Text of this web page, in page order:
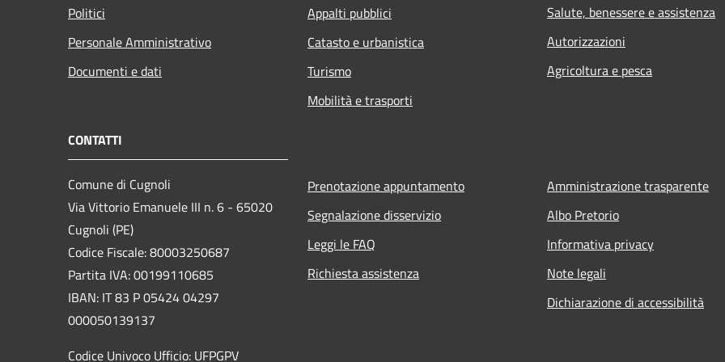
Politici
Personale Amministrativo
Documenti e dati
Appalti pubblici
Catasto e urbanistica
Turismo
Mobilità e trasporti
Salute, benessere e assistenza
Autorizzazioni
Agricoltura e pesca
CONTATTI
Comune di Cugnoli
Via Vittorio Emanuele III n. 6 - 65020
Cugnoli (PE)
Codice Fiscale: 80003250687
Partita IVA: 00199110685
IBAN: IT 83 P 05424 04297
000050139137
Codice Univoco Ufficio: UFPGPV
Prenotazione appuntamento
Segnalazione disservizio
Leggi le FAQ
Richiesta assistenza
Amministrazione trasparente
Albo Pretorio
Informativa privacy
Note legali
Dichiarazione di accessibilità